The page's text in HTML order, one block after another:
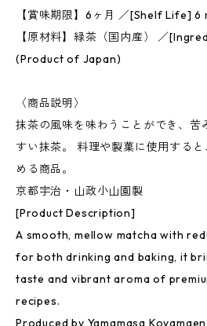
【賞味期限】6ヶ月 ／[Shelf Life] 6
【原材料】緑茶（国内産） ／
(Product of Japan)
〈商品説明〉
抹茶の風味を味わうことができ、苦
すい抹茶。 料理や製菓に使用する
める商品。
京都宇治・山政小山園製
[Product Description]
A smooth, mellow matcha with
for both drinking and baking, it
taste and vibrant aroma of
recipes.
Produced by Yamamasa